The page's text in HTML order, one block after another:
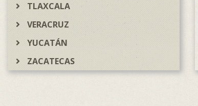
TLAXCALA
VERACRUZ
YUCATÁN
ZACATECAS